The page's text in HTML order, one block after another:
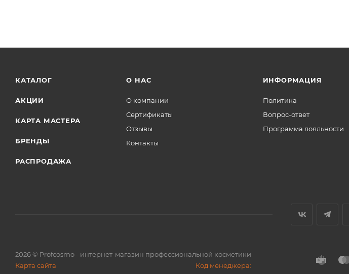
КАТАЛОГ
АКЦИИ
КАРТА МАСТЕРА
БРЕНДЫ
РАСПРОДАЖА
О НАС
О компании
Сертификаты
Отзывы
Контакты
ИНФОРМАЦИЯ
Политика
Вопрос-ответ
Программа лояльности
2026© Profcosmo - интернет-магазин профессиональной косметики
Карта сайта
Код менеджера: